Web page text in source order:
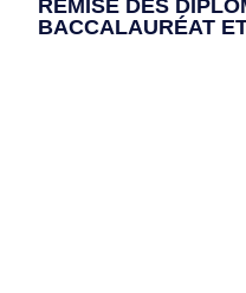
REMISE DES
BACCALAURÉAT